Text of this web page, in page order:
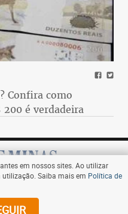
em nossos sites. Ao utilizar
utilização. Saiba mais em Política de
Confira como
200 é verdadeira